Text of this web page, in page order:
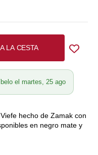
LA CESTA
el martes, 25 ago
hecho de Zamak con
en negro mate y